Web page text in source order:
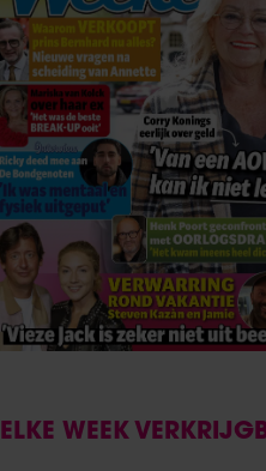
ELKE WEEK